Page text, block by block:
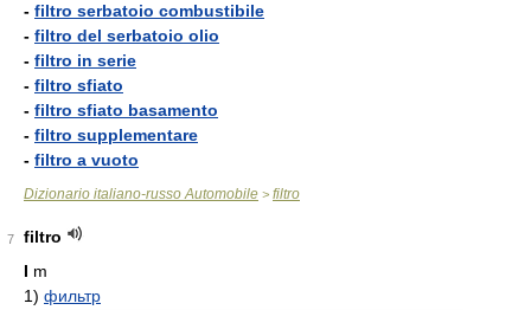
- filtro serbatoio combustibile
- filtro del serbatoio olio
- filtro in serie
- filtro sfiato
- filtro sfiato basamento
- filtro supplementare
- filtro a vuoto
Dizionario italiano-russo Automobile > filtro
7
filtro
I m
1) фильтр